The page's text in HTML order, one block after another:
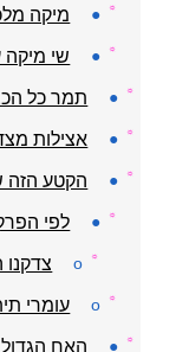
☼
● מיקה
☼
● שי מיקה
☼
● תמר כל
☼
● אצילות
☼
● הקטע הזה
☼
● לפי
☼
o
☼
o עומרי
☼
● האח